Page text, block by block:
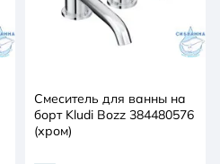
Смеситель для ванны на
борт Kludi Bozz 384480576
(хром)